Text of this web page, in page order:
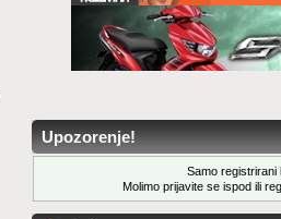
Upozorenje!
Samo registrirani
Molimo prijavite se ispod ili